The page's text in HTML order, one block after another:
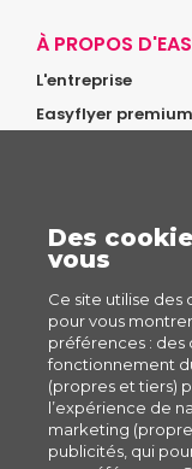
À PROPOS
L'entreprise
Easyflyer
GIFTA
Politique des
Politique de
Conditions
Mentions légales
Conditions
Des
vous
Ce site utilise
pour vous
préférences : des
fonctionnement
(propres et tiers)
l’expérience de
marketing
publicités, qui